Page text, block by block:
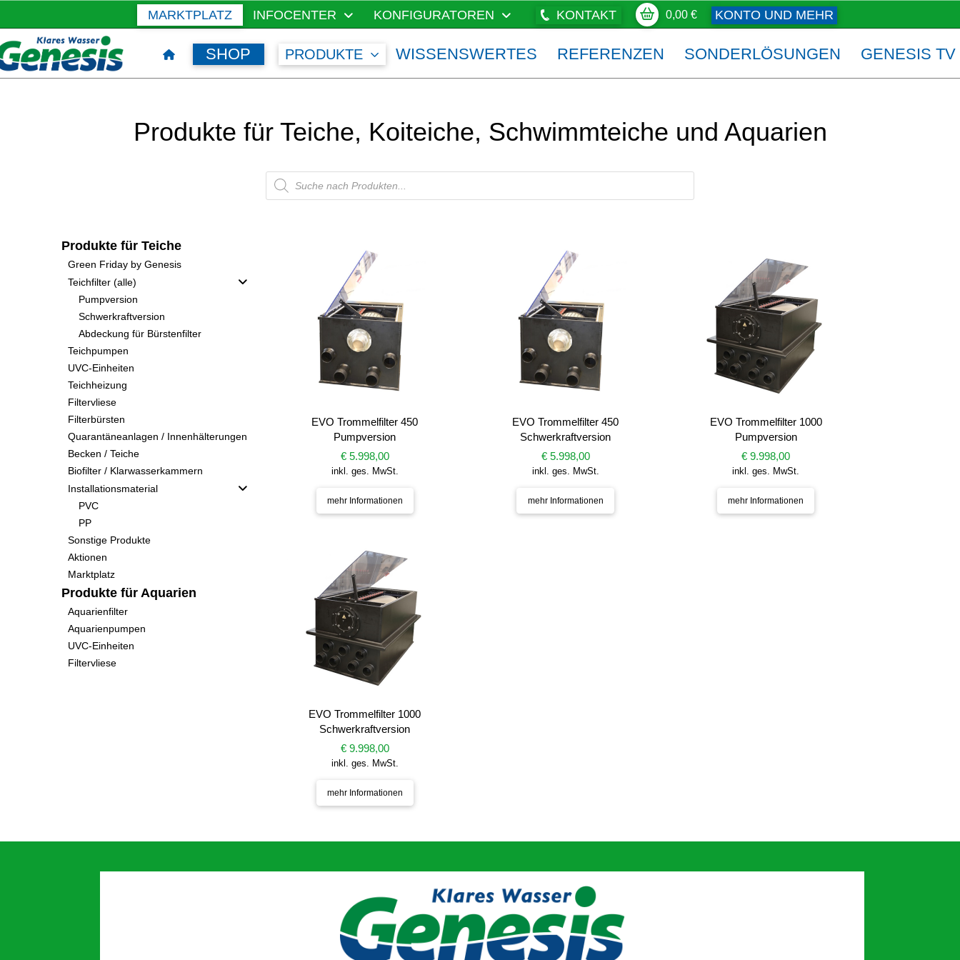
MARKTPLATZ INFOCENTER KONFIGURATOREN KONTAKT 0,00€ KONTO UND MEHR
SHOP PRODUKTE WISSENSWERTES REFERENZEN SONDERLÖSUNGEN GENESIS TV
Produkte für Teiche, Koiteiche, Schwimmteiche und Aquarien
Products
search
Produkte für Teiche
Green Friday by Genesis
Teichfilter (alle)
Pumpversion
Schwerkraftversion
Abdeckung für Bürstenfilter
Teichpumpen
UVC-Einheiten
Teichheizung
Filtervliese
Filterbürsten
Quarantäneanlagen / Innenhälterungen
Becken / Teiche
Biofilter / Klarwasserkammern
Installationsmaterial
PVC
PP
Sonstige Produkte
Aktionen
Marktplatz
Produkte für Aquarien
Aquarienfilter
Aquarienpumpen
UVC-Einheiten
Filtervliese
EVO Trommelfilter 450
Pumpversion
€ 5.998,00
inkl. ges. MwSt.
mehr Informationen
EVO Trommelfilter 450
Schwerkraftversion
€ 5.998,00
inkl. ges. MwSt.
mehr Informationen
EVO Trommelfilter 1000
Pumpversion
€ 9.998,00
inkl. ges. MwSt.
mehr Informationen
EVO Trommelfilter 1000
Schwerkraftversion
€ 9.998,00
inkl. ges. MwSt.
mehr Informationen